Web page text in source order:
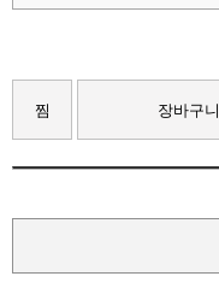
찜 장바구니